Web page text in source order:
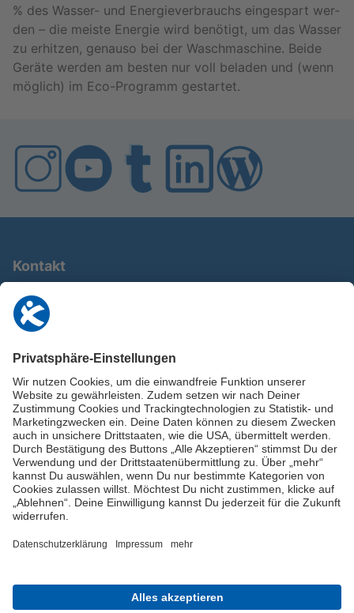
% des Was­ser- und En­er­gie­ver­brauchs ein­ge­spart wer­
den – die meis­te En­er­gie wird be­nö­tigt, um das Was­ser
zu er­hit­zen, ge­nau­so bei der Wasch­ma­schi­ne. Beide
Ge­rä­te wer­den am bes­ten nur voll be­la­den und (wenn
mög­lich) im Eco-Pro­gramm ge­star­tet.
Kontakt
0911 / 9234 950
info@deutschland-im-plus.de
Impressum
Online-Schuldnerberatung
Stellen Sie hier Ihre Fragen und erhalten Sie kostenlos und umgehend
Informationen von unseren Schuldnerberater:innen.
Beratungshotline: 0800 / 5035851
Spendenkonto